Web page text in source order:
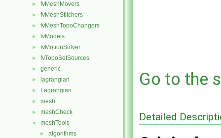
► fvMeshMovers
► fvMeshStitchers
► fvMeshTopoChangers
► fvModels
► fvMotionSolver
► fvTopoSetSources
► generic
► lagrangian
► Lagrangian
► mesh
► meshCheck
▼ meshTools
► algorithms
Go to the
Detailed